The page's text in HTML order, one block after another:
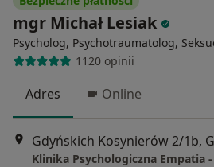
mgr Michał Lesiak
Psycholog, Psychotraumatolog,
1120 opinii
Adres Online
Gdyńskich Kosynierów 2/1b,
Klinika Psychologiczna Empatia -